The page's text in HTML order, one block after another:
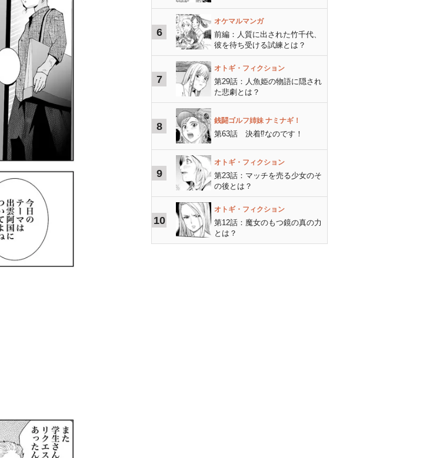
6
オケマルマンガ
前編：人質に出された竹千代、
彼を待ち受ける試練とは？
7
オトギ・フィクション
第29話：人魚姫の物語に隠され
た悲劇とは？
8 銭闘ゴルフ姉妹 ナミナギ！
第63話 決着⁉︎なのです！
9
オトギ・フィクション
第23話：マッチを売る少女のそ
の後とは？
10
オトギ・フィクション
第12話：魔女のもつ鏡の真の力
とは？